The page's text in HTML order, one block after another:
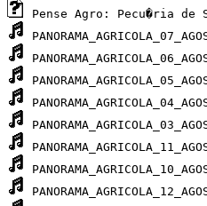
Pense Agro: Pecu�ria de